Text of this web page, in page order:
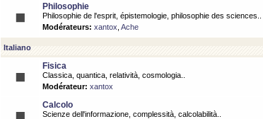
Philosophie
Philosophie de l'esprit, épistemologie, philosophie des sciences..
Modérateurs: xantox Ache
Italiano
Fisica
Classica, quantica, relatività, cosmologia..
Modérateur: xantox
Calcolo
Scienze dell'informazione, complessità, calcolabilità..